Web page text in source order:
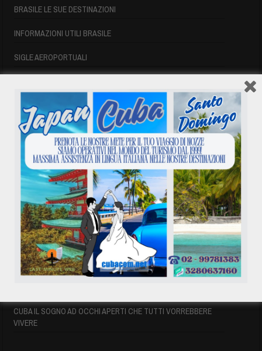
BRASILE LE SUE DESTINAZIONI
INFORMAZIONI UTILI BRASILE
SIGLE AEROPORTUALI
VOLI CUBA
VOLI CUBA
VOLI CUBA LAST MINUTE
VOLI DI LINEA CUBA
AFFITTO CASE A PLAYA DEL ESTE
ASSICURAZIONE E VISTO CUBA
INFORMAZIONI UTILI
CUBA IL SOGNO AD OCCHI APERTI CHE TUTTI VORREBBERE
VIVERE